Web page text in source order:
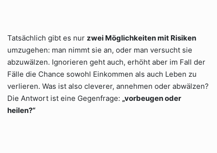
Tatsächlich gibt es nur zwei Möglichkeiten mit Risiken
umzugehen: man nimmt sie an, oder man versucht sie
abzuwälzen. Ignorieren geht auch, erhöht aber im Fall der
Fälle die Chance sowohl Einkommen als auch Leben zu
verlieren. Was ist also cleverer, annehmen oder abwälzen?
Die Antwort ist eine Gegenfrage: „vorbeugen oder
heilen?“